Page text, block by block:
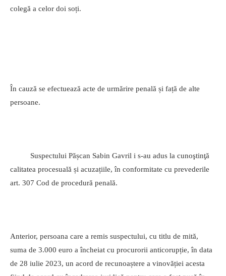
colegă a celor doi soți.
În cauză se efectuează acte de urmărire penală și față de alte
persoane.
Suspectului Pășcan Sabin Gavril i s-au adus la cunoştinţă
calitatea procesuală și acuzațiile, în conformitate cu prevederile
art. 307 Cod de procedură penală.
Anterior, persoana care a remis suspectului, cu titlu de mită,
suma de 3.000 euro a încheiat cu procurorii anticorupție, în data
de 28 iulie 2023, un acord de recunoaștere a vinovăției acesta